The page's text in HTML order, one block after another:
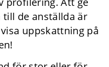
till de anställda är
uppskattning på